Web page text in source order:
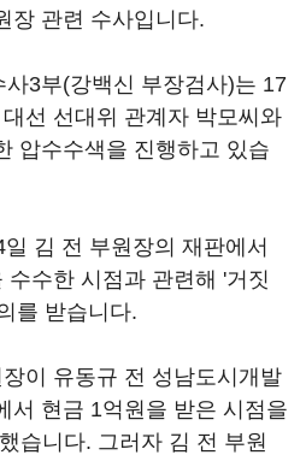
장 관련 수사입니다.
3부(강백신 부장검사)는 17
선 선대위 관계자 박모씨와
압수수색을 진행하고 있습
김 전 부원장의 재판에서
수한 시점과 관련해 '거짓
를 받습니다.
이 유동규 전 성남도시개발
서 현금 1억원을 받은 시점을
습니다. 그러자 김 전 부원